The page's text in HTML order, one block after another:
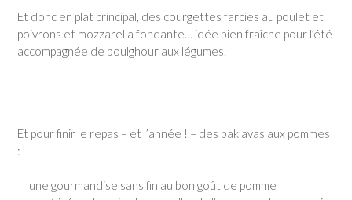
Et donc en plat principal, des courgettes farcies au poulet et
poivrons et mozzarella fondante… idée bien fraîche pour l’été
accompagnée de boulghour aux légumes.
Et pour finir le repas – et l’année ! – des baklavas aux pommes
:
une gourmandise sans fin au bon goût de pomme